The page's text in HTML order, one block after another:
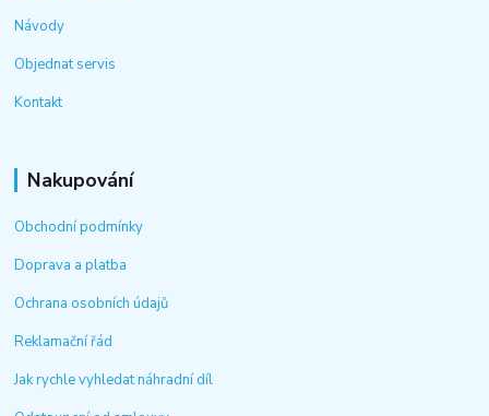
Návody
Objednat servis
Kontakt
Nakupování
Obchodní podmínky
Doprava a platba
Ochrana osobních údajů
Reklamační řád
Jak rychle vyhledat náhradní díl